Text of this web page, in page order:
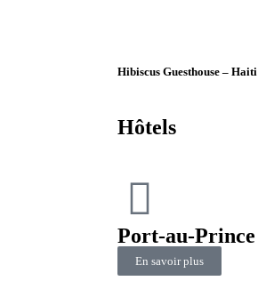
Hibiscus Guesthouse – Haiti
Hôtels
Port-au-Prince
En savoir plus